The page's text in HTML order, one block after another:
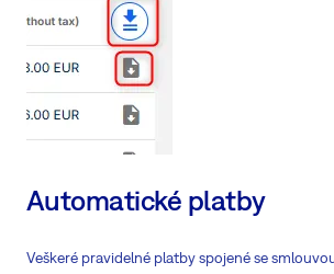
Automatické platby
Veškeré pravidelné platby spojené se